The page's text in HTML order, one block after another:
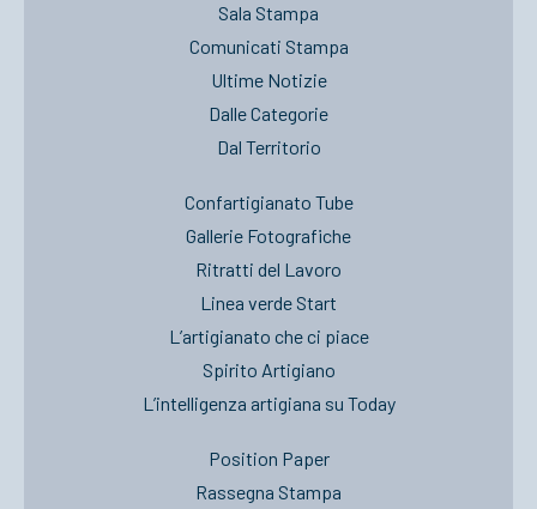
Sala Stampa
Comunicati Stampa
Ultime Notizie
Dalle Categorie
Dal Territorio
Confartigianato Tube
Gallerie Fotografiche
Ritratti del Lavoro
Linea verde Start
L’artigianato che ci piace
Spirito Artigiano
L’intelligenza artigiana su Today
Position Paper
Rassegna Stampa